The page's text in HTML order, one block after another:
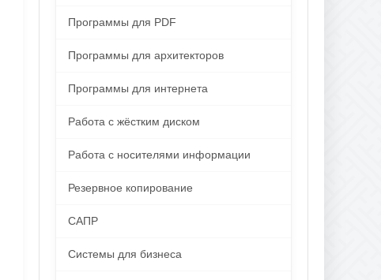
Программы для PDF
Программы для архитекторов
Программы для интернета
Работа с жёстким диском
Работа с носителями информации
Резервное копирование
САПР
Системы для бизнеса